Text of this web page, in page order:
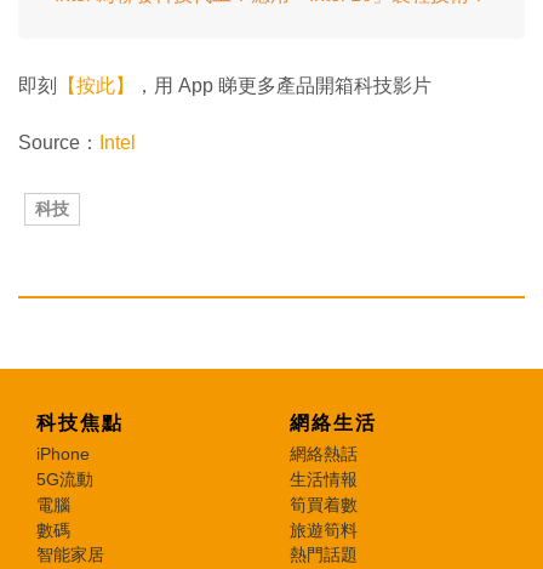
即刻 【按此】 ，用 App 睇更多產品開箱科技影片
Source： Intel
科技
科技焦點
iPhone
5G流動
電腦
數碼
智能家居
網絡生活
網絡熱話
生活情報
筍買着數
旅遊筍料
熱門話題